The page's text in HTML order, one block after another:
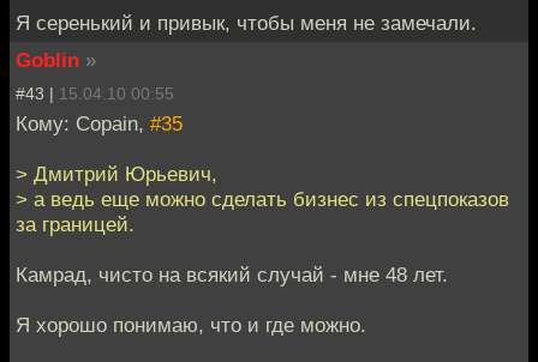
Я серенький и привык, чтобы меня не замечали.
Goblin »
#43 | 15.04.10 00:55
Кому: Copain, #35
> Дмитрий Юрьевич,
> а ведь еще можно сделать бизнес из спецпоказов
за границей.
Камрад, чисто на всякий случай - мне 48 лет.
Я хорошо понимаю, что и где можно.